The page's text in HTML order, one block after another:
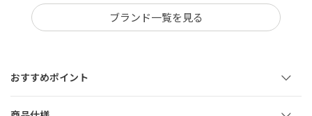
ブランド一覧を見る
おすすめポイント